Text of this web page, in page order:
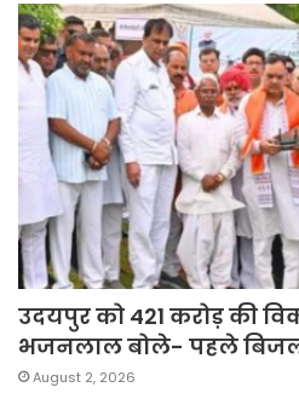
उदयपुर को 421 करोड़ की
भजनलाल बोले- पहले
August 2, 2026